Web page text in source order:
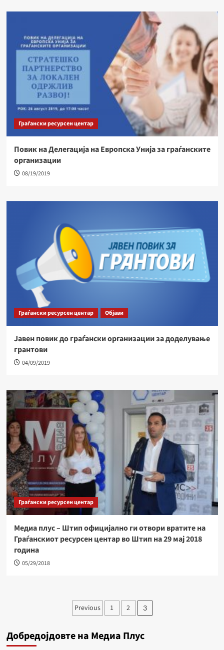
Граѓански ресурсен центар
Повик на Делегација на Европска Унија за граѓанските
организации
08/19/2019
Граѓански ресурсен центар Објави
Јавен повик до граѓански организации за доделување
грантови
04/09/2019
Граѓански ресурсен центар
Медиа плус – Штип официјално ги отвори вратите на
Граѓанскиот ресурсен центар во Штип на 29 мај 2018
година
05/29/2018
Навигација
написи
Previous 1 2 3
Добредојдовте на Медиа Плус